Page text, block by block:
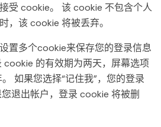
受 cookie。 该 cookie 不包含个人
，该 cookie 将被丢弃。
置多个cookie来保存您的登录信息
cookie 的有效期为两天，屏幕选项
如果您选择“记住我”，您的登录
退出帐户，登录 cookie 将被删